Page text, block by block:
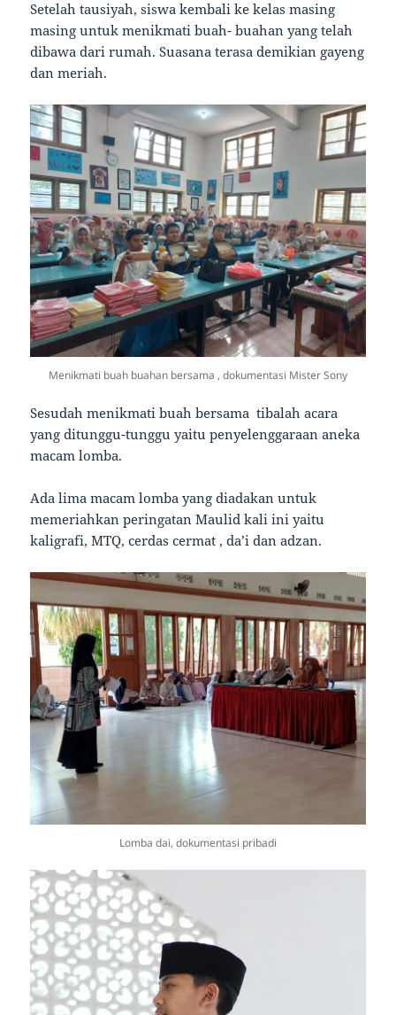
Setelah tausiyah, siswa kembali ke kelas masing
masing untuk menikmati buah- buahan yang telah
dibawa dari rumah. Suasana terasa demikian gayeng
dan meriah.
Menikmati buah buahan bersama , dokumentasi Mister Sony
Sesudah menikmati buah bersama tibalah acara
yang ditunggu-tunggu yaitu penyelenggaraan aneka
macam lomba.
Ada lima macam lomba yang diadakan untuk
memeriahkan peringatan Maulid kali ini yaitu
kaligrafi, MTQ, cerdas cermat , da’i dan adzan.
Lomba dai, dokumentasi pribadi